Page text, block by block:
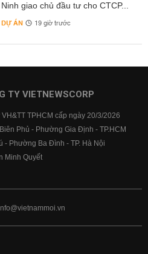
Ninh giao chủ đầu tư cho CTCP...
DỰ ÁN 19 giờ trước
TY VIETNEWSCORP
TPHCM cấp ngày 20/3/2026
Phủ - Phường Gia Định - TP.HCM
- Phường Ba Đình - TP. Hà Nội
Minh Quyết